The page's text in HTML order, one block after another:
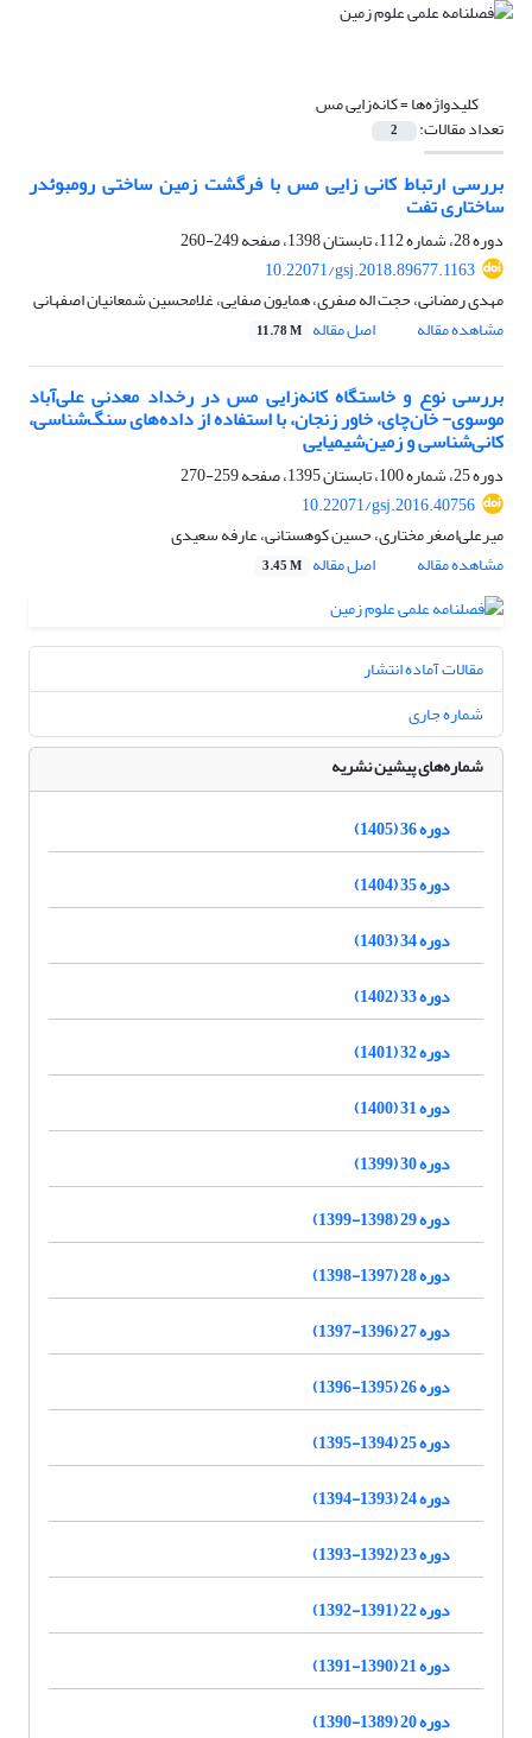
کلیدواژه‌ها =کانه‌زایی مس
تعداد مقالات: 2
بررسی ارتباط کانی زایی مس با فرگشت زمین ساختی رومبوئدر
ساختاری تفت
دوره 28، شماره 112، تابستان 1398، صفحه
249-260
10.22071/gsj.2018.89677.1163
مهدی رمضانی، حجت اله صفری، همایون صفایی، غلامحسین شمعانیان اصفهانی
مشاهده مقاله
اصل مقاله 11.78 M
بررسی نوع و خاستگاه کانه‌زایی مس در رخداد معدنی علی‌آباد
موسوی- خان‌چای، خاور زنجان، با استفاده از داده‌های سنگ‌شناسی،
کانی‌شناسی و زمین‌شیمیایی
دوره 25، شماره 100، تابستان 1395، صفحه
259-270
10.22071/gsj.2016.40756
میرعلی‌اصغر مختاری، حسین کوهستانی، عارفه سعیدی
مشاهده مقاله
اصل مقاله 3.45 M
مقالات آماده انتشار
شماره جاری
شماره‌های پیشین نشریه
دوره 36 (1405)
دوره 35 (1404)
دوره 34 (1403)
دوره 33 (1402)
دوره 32 (1401)
دوره 31 (1400)
دوره 30 (1399)
دوره 29 (1398-1399)
دوره 28 (1397-1398)
دوره 27 (1396-1397)
دوره 26 (1395-1396)
دوره 25 (1394-1395)
دوره 24 (1393-1394)
دوره 23 (1392-1393)
دوره 22 (1391-1392)
دوره 21 (1390-1391)
دوره 20 (1389-1390)